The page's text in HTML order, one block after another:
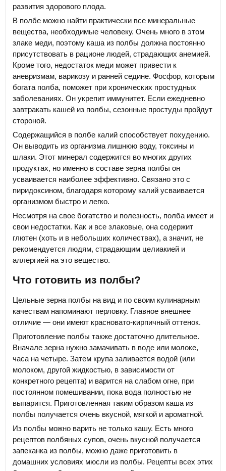
развития здорового плода.
В полбе можно найти практически все минеральные
вещества, необходимые человеку. Очень много в этом
злаке меди, поэтому каша из полбы должна постоянно
присутствовать в рационе людей, страдающих анемией.
Кроме того, недостаток меди может привести к
аневризмам, варикозу и ранней седине. Фосфор, которым
богата полба, поможет при хронических простудных
заболеваниях. Он укрепит иммунитет. Если ежедневно
завтракать кашей из полбы, сезонные простуды пройдут
стороной.
Содержащийся в полбе калий способствует похудению.
Он выводить из организма лишнюю воду, токсины и
шлаки. Этот минерал содержится во многих других
продуктах, но именно в составе зерна полбы он
усваивается наиболее эффективно. Связано это с
пиридоксином, благодаря которому калий усваивается
организмом быстро и легко.
Несмотря на свое богатство и полезность, полба имеет и
свои недостатки. Как и все злаковые, она содержит
глютен (хоть и в небольших количествах), а значит, не
рекомендуется людям, страдающим целиакией и
аллергией на это вещество.
Что готовить из полбы?
Цельные зерна полбы на вид и по своим кулинарным
качествам напоминают перловку. Главное внешнее
отличие — они имеют красновато-кирпичный оттенок.
Приготовление полбы также достаточно длительное.
Вначале зерна нужно замачивать в воде или молоке,
часа на четыре. Затем крупа заливается водой (или
молоком, другой жидкостью, в зависимости от
конкретного рецепта) и варится на слабом огне, при
постоянном помешивании, пока вода полностью не
выпарится. Приготовленная таким образом каша из
полбы получается очень вкусной, мягкой и ароматной.
Из полбы можно варить не только кашу. Есть много
рецептов полбяных супов, очень вкусной получается
запеканка из полбы, можно даже приготовить в
домашних условиях мюсли из полбы. Рецепты всех этих